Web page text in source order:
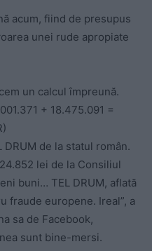
acum, fiind de presupus
unei rude apropiate
un calcul împreună.
+ 18.475.091 =
de la statul român.
lei de la Consiliul
buni… TEL DRUM, aflată
fraude europene. Ireal”, a
sa de Facebook,
sunt bine-mersi.